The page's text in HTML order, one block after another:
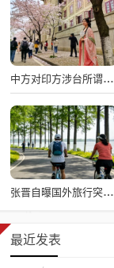
中方对印方涉台所谓“澄清”感到意外
张晋自曝国外旅行突发心脏病险丧命
最近发表